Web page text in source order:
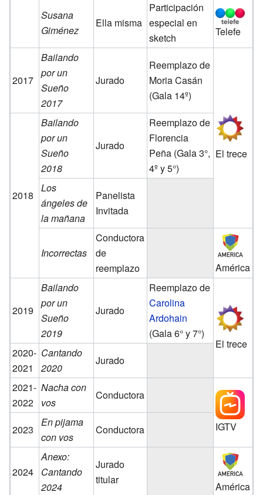
Susana
Giménez
Ella misma
Participación
especial en
sketch
Telefe
2017
Bailando
por un
Sueño
2017
Jurado
Reemplazo de
Moria Casán
(Gala 14º)
El trece
2018
Bailando
por un
Sueño
2018
Jurado
Reemplazo de
Florencia
Peña (Gala 3°,
4º y 5°)
Los
ángeles de
la mañana
Panelista
Invitada
Incorrectas
Conductora
de
reemplazo
América
2019
Bailando
por un
Sueño
2019
Jurado
Reemplazo de
Carolina
Ardohain
(Gala 6° y 7°)
El trece
2020-
2021
Cantando
2020
Jurado
2021-
2022
Nacha con
vos
Conductora
IGTV
2023
En pijama
con vos
Conductora
2024
Anexo:
Cantando
2024
Jurado
titular
América